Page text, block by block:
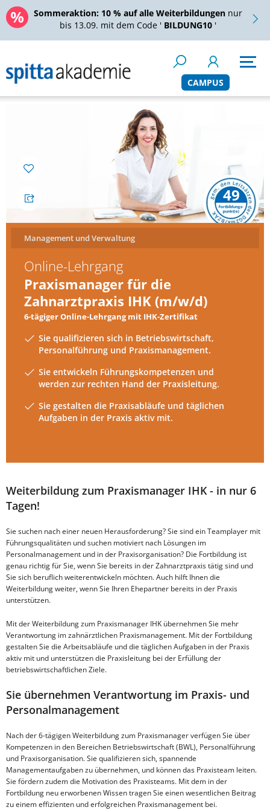
Sommeraktion: 10 % auf alle Weiterbildungen nur
bis 13.09. mit dem Code ' BILDUNG10 '
CAMPUS
49
Management und Verwaltung
Online-Lehrgang
Praxismanager für die
Zahnarztpraxis IHK (m/w/d)
6-tägiger Online-Lehrgang mit IHK-Zertifikat
Sie qualifizieren sich in Betriebswirtschaft,
Personalführung und Praxismanagement.
Sie entwickeln Führungskompetenzen und
werden zur rechten Hand der Praxisleitung.
Sie gestalten die Praxisabläufe und täglichen
Aufgaben in der Praxis aktiv mit.
Weiterbildung zum Praxismanager IHK - in nur 6
Tagen!
Sie suchen nach einer neuen Herausforderung? Sie sind ein Teamplayer mit
Führungsqualitäten und suchen motiviert nach Lösungen im
Personalmanagement und in der Praxisorganisation? Die Fortbildung ist
genau richtig für Sie, wenn Sie bereits in der Zahnarztpraxis tätig sind und
Sie sich beruflich weiterentwickeln möchten. Auch hilft Ihnen die
Weiterbildung weiter, wenn Sie Ihren Ehepartner bereits in der Praxis
unterstützen.
Mit der Weiterbildung zum Praxismanager IHK übernehmen Sie mehr
Verantwortung im zahnärztlichen Praxismanagement. Mit der Fortbildung
gestalten Sie die Arbeitsabläufe und die täglichen Aufgaben in der Praxis
aktiv mit und unterstützen die Praxisleitung bei der Erfüllung der
betriebswirtschaftlichen Ziele.
Sie übernehmen Verantwortung im Praxis- und
Personalmanagement
Nach der 6-tägigen Weiterbildung zum Praxismanager verfügen Sie über
Kompetenzen in den Bereichen Betriebswirtschaft (BWL), Personalführung
und Praxisorganisation. Sie qualifizieren sich, spannende
Managementaufgaben zu übernehmen, und können das Praxisteam leiten.
Sie fördern zudem die Motivation des Praxisteams. Mit dem in der
Fortbildung neu erworbenen Wissen tragen Sie einen wesentlichen Beitrag
zu einem effizienten und erfolgreichen Praxismanagement bei.